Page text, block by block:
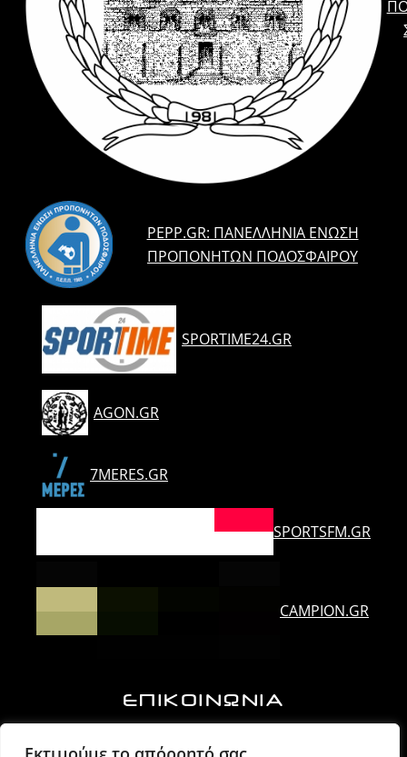
PEPP.GR: ΠΑΝΕΛΛΉΝΙΑ ΈΝΩΣΗ
ΠΡΟΠΟΝΗΤΏΝ ΠΟΔΟΣΦΑΊΡΟΥ
SPORTIME24.GR
AGON.GR
7MERES.GR
SPORTSFM.GR
CAMPION.GR
ΕΠΙΚΟΙΝΩΝΙΑ